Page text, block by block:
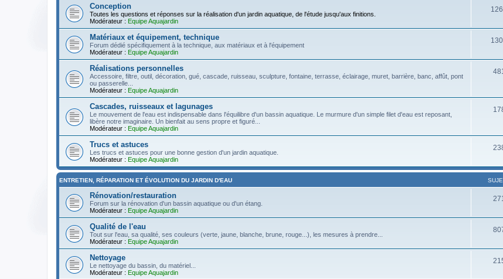
Conception
Toutes les questions et réponses sur la réalisation d'un jardin aquatique, de l'étude jusqu'aux finitions.
Modérateur : Equipe Aquajardin
Matériaux et équipement, technique
Forum dédié spécifiquement à la technique, aux matériaux et à l'équipement
Modérateur : Equipe Aquajardin
Réalisations personnelles
Accessoire, filtre, outil, décoration, gué, cascade, ruisseau, sculpture, fontaine, terrasse, éclairage, muret, barrière, banc, affût, pont
ou passerelle...
Modérateur : Equipe Aquajardin
481
Cascades, ruisseaux et lagunages
Le mouvement de l'eau est indispensable dans l'équilibre d'un bassin aquatique. Le murmure d'un simple filet d'eau est reposant,
libère notre imaginaire. Un bienfait au sens propre et figuré...
Modérateur : Equipe Aquajardin
Trucs et astuces
Les trucs et astuces pour une bonne gestion d'un jardin aquatique.
Modérateur : Equipe Aquajardin
ENTRETIEN, RÉPARATION ET ÉVOLUTION DU JARDIN D'EAU
Rénovation/restauration
Forum sur la rénovation d'un bassin aquatique ou d'un étang.
Modérateur : Equipe Aquajardin
271
Qualité de l'eau
Tout sur l'eau, sa qualité, ses couleurs (verte, jaune, blanche, brune, rouge...), les mesures à prendre...
Modérateur : Equipe Aquajardin
Nettoyage
Le nettoyage du bassin, du matériel...
Modérateur : Equipe Aquajardin